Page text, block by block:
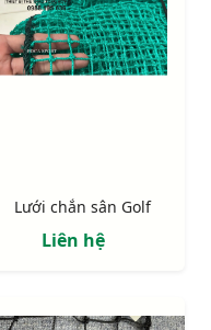
Lưới chắn sân Golf
Liên hệ